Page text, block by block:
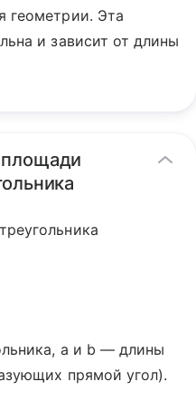
геометрии. Эта
и зависит от длины
a и b — длины
прямой угол).